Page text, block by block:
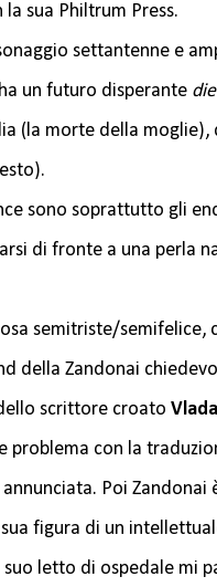
sua Philtrum Press.
settantenne e
un futuro disperante
(la morte della
sono soprattutto gli
di fronte a una perla
semitriste/semifelice,
della Zandonai
scrittore croato
problema con la
Poi
figura di un
letto di ospedale mi